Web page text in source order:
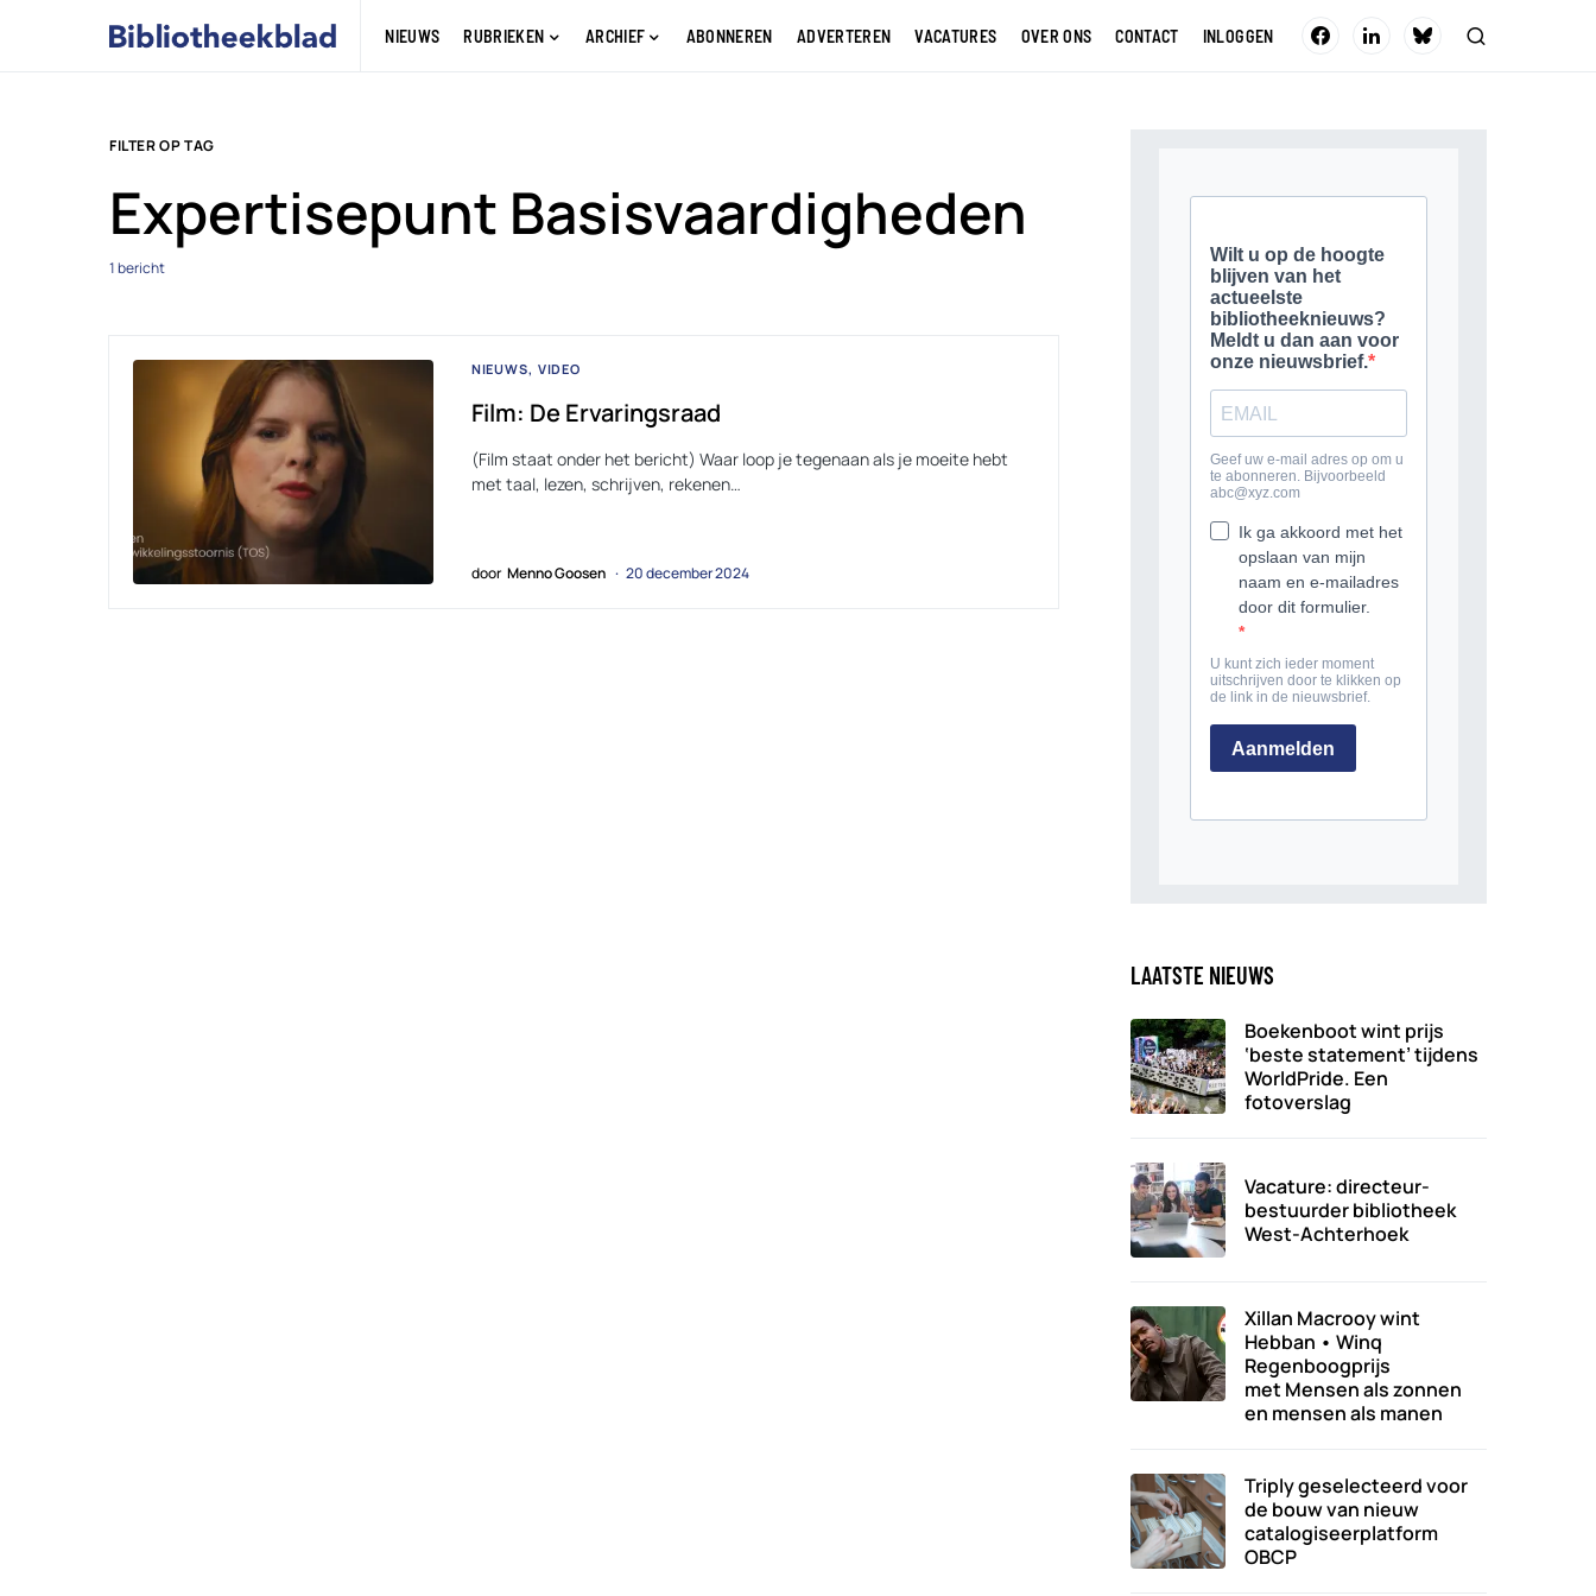
NIEUWS RUBRIEKEN ARCHIEF ABONNEREN ADVERTEREN VACATURES OVER ONS CONTACT INLOGGEN
FILTER OP TAG
Expertisepunt Basisvaardigheden
1 bericht
NIEUWS VIDEO
Film: De Ervaringsraad
(Film staat onder het bericht) Waar loop je tegenaan als je moeite hebt
met taal, lezen, schrijven, rekenen…
door Menno Goosen 20 december 2024
LAATSTE NIEUWS
Boekenboot wint prijs
‘beste statement’ tijdens
WorldPride. Een
fotoverslag
Vacature: directeur-
bestuurder bibliotheek
West-Achterhoek
Xillan Macrooy wint
Hebban • Winq
Regenboogprijs
met Mensen als zonnen
en mensen als manen
Triply geselecteerd voor
de bouw van nieuw
catalogiseerplatform
OBCP